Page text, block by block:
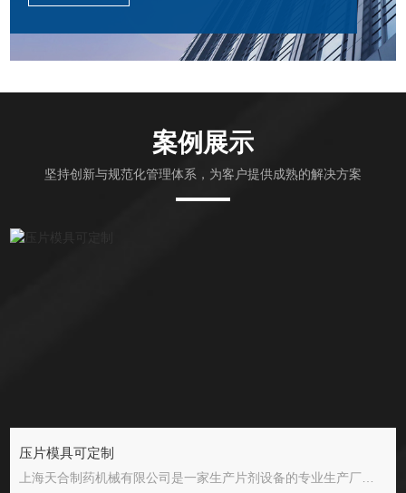
生存，以开拓求发展，以优质高效为宗旨，为客户提供
好的片剂设备，好的售后服务。公司还在全国各地设有
经营服务点，让用户得到较好的售后服务。天合公司为
案例展示
坚持创新与规范化管理体系，为客户提供成熟的解决方案
压片模具可定制